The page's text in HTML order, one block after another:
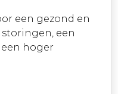
een gezond en
een
hoger